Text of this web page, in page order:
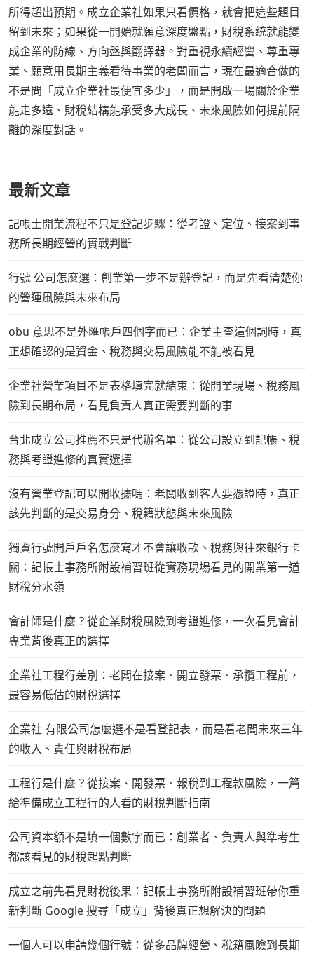
所得超出預期。成立企業社如果只看價格，就會把這些題目
留到未來；如果從一開始就願意深度盤點，財稅系統就能變
成企業的防線、方向盤與翻譯器。對重視永續經營、尊重專
業、願意用長期主義看待事業的老闆而言，現在最適合做的
不是問「成立企業社最便宜多少」，而是開啟一場關於企業
能走多遠、財稅結構能承受多大成長、未來風險如何提前隔
離的深度對話。
最新文章
記帳士開業流程不只是登記步驟：從考證、定位、接案到事
務所長期經營的實戰判斷
行號 公司怎麼選：創業第一步不是辦登記，而是先看清楚你
的營運風險與未來布局
obu 意思不是外匯帳戶四個字而已：企業主查這個詞時，真
正想確認的是資金、稅務與交易風險能不能被看見
企業社營業項目不是表格填完就結束：從開業現場、稅務風
險到長期布局，看見負責人真正需要判斷的事
台北成立公司推薦不只是代辦名單：從公司設立到記帳、稅
務與考證進修的真實選擇
沒有營業登記可以開收據嗎：老闆收到客人要憑證時，真正
該先判斷的是交易身分、稅籍狀態與未來風險
獨資行號開戶戶名怎麼寫才不會讓收款、稅務與往來銀行卡
關：記帳士事務所附設補習班從實務現場看見的開業第一道
財稅分水嶺
會計師是什麼？從企業財稅風險到考證進修，一次看見會計
專業背後真正的選擇
企業社工程行差別：老闆在接案、開立發票、承攬工程前，
最容易低估的財稅選擇
企業社 有限公司怎麼選不是看登記表，而是看老闆未來三年
的收入、責任與財稅布局
工程行是什麼？從接案、開發票、報稅到工程款風險，一篇
給準備成立工程行的人看的財稅判斷指南
公司資本額不是填一個數字而已：創業者、負責人與準考生
都該看見的財稅起點判斷
成立之前先看見財稅後果：記帳士事務所附設補習班帶你重
新判斷 Google 搜尋「成立」背後真正想解決的問題
一個人可以申請幾個行號：從多品牌經營、稅籍風險到長期